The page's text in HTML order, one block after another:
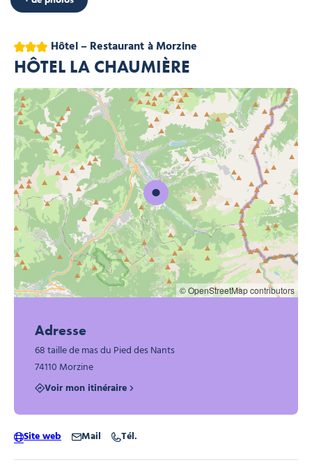
3 étoilesHôtel – Restaurantà Morzine
HÔTEL LA CHAUMIÈRE
© OpenStreetMap contributors
Adresse
68 taille de mas du Pied des Nants
74110 Morzine
Voir mon itinéraire
Site web Mail Tél.